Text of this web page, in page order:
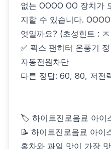
없는 OOOO OO 장치가
지할 수 있습니다.
엇일까요? (초성힌트 :
✅ 픽스 팬히터 온풍기
자동전원차단
다른 정답: 60, 80, 저전
🏷 하이트진로음료 아이
📝 하이트진로음료 아이
홍차와 과일 맛이 가장